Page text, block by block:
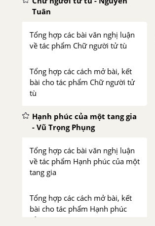
Tuân
Tổng hợp các bài văn nghị luận
về tác phẩm Chữ người tử tù
Tổng hợp các cách mở bài, kết
bài cho tác phẩm Chữ người tử
tù
Hạnh phúc của một tang gia
- Vũ Trọng Phụng
Tổng hợp các bài văn nghị luận
về tác phẩm Hạnh phúc của một
tang gia
Tổng hợp các cách mở bài, kết
bài cho tác phẩm Hạnh phúc
của một tang gia